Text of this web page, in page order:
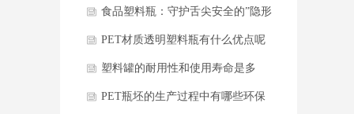
题
食品塑料瓶：守护舌尖安全的”隐形
卫士”
PET材质透明塑料瓶有什么优点呢
塑料罐的耐用性和使用寿命是多
久？
PET瓶坯的生产过程中有哪些环保